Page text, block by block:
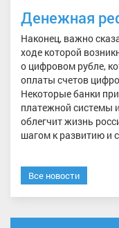
Денежная
Наконец, важно
ходе которой
о цифровом рубле,
оплаты счетов
Некоторые банки
платежной системы
облегчит жизнь
шагом к развитию и
Все новости